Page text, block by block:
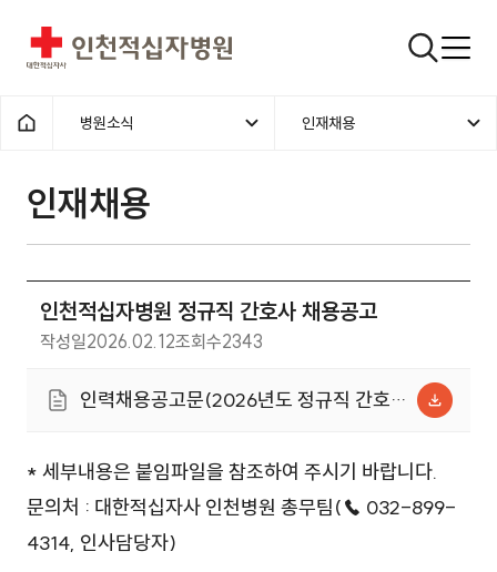
인천적십자병원 검색창
홈으로
병원소식 인재채용
인재채용
인천적십자병원 정규직 간호사 채용공고
작성일2026.02.12조회수2343
인력채용공고문(2026년도 정규직 간호
* 세부내용은 붙임파일을 참조하여 주시기 바랍니다.
문의처 : 대한적십자사 인천병원 총무팀(☎ 032-899-
4314, 인사담당자)